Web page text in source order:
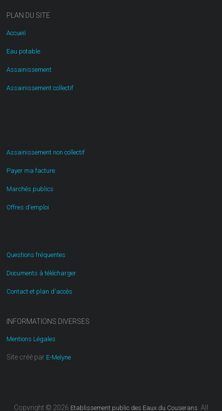
PLAN DU SITE
Accueil
Eau potable
Assainissement
Assainissement collectif
Assainissement non collectif
Payer ma facture
Marchés publics
Offres d'emploi
Questions fréquentes
Documents à télécharger
Contact et plan d'accès
INFORMATIONS DIVERSES
Mentions Légales
Site créé par E-Melyne
Copyright © 2026 Etablissement public des Eaux du Couserans. All